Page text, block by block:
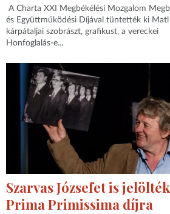
A Charta XXI Megbékélési Mozgalom
és Együttműködési Díjával tüntették ki Matl
kárpátaljai szobrászt, grafikust, a vereckei
Honfoglalás-e...
Szarvas Józsefet is
Prima Primissima díjra